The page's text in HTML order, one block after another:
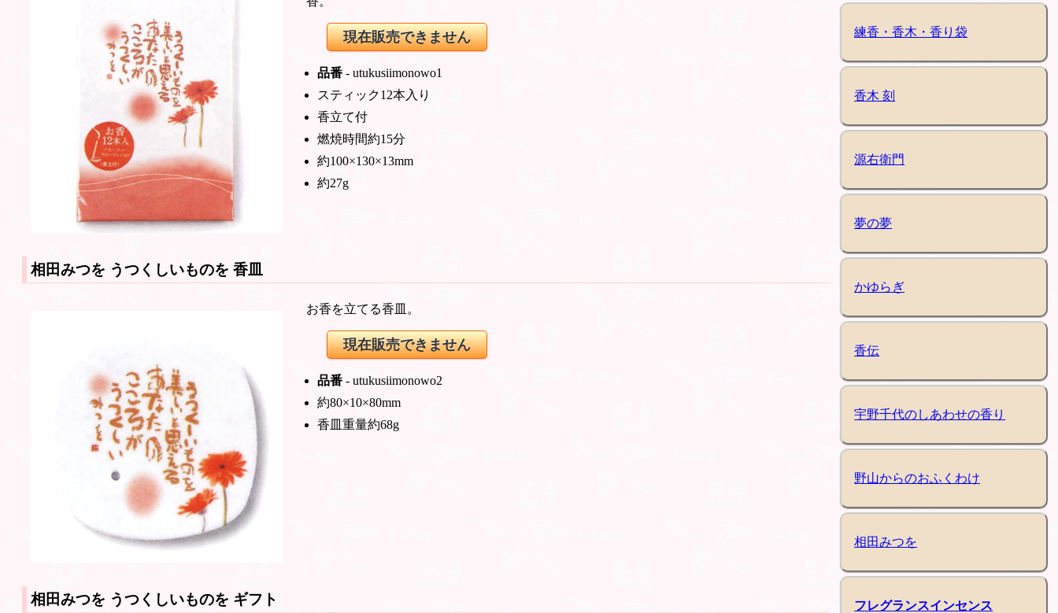
現在販売できません
品番 - utukusiimonowo1
スティック12本入り
香立て付
燃焼時間約15分
約100×130×13mm
約27g
相田みつを うつくしいものを香皿
お香を立てる香皿。
現在販売できません
品番 - utukusiimonowo2
約80×10×80mm
香皿重量約68g
相田みつを うつくしいものを ギフト
練香・香木・香り袋
香木 刻
源右衛門
夢の夢
かゆらぎ
香伝
宇野千代のしあわせの香り
野山からのおふくわけ
相田みつを
フレグランスインセンス